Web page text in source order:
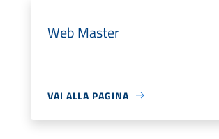
Web Master
VAI ALLA PAGINA